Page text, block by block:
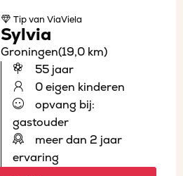
Tipvan ViaViela
Sylvia
Groningen(19,0 km)
55 jaar
0 eigen kinderen
opvang bij:
gastouder
meer dan 2 jaar
ervaring